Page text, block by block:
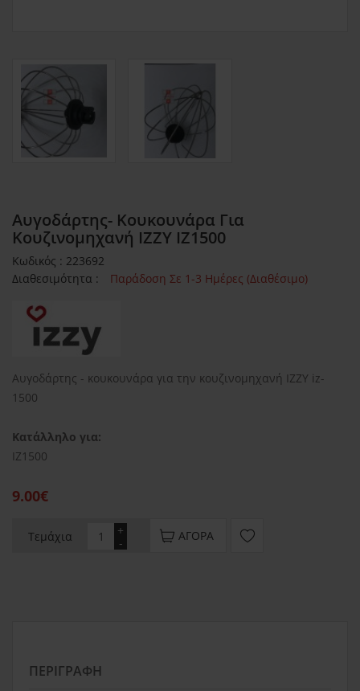
Αυγοδάρτης- Κουκουνάρα Για
Κουζινομηχανή IZZY IZ1500
Κωδικός : 223692
Διαθεσιμότητα :
Παράδοση Σε 1-3 Ημέρες (Διαθέσιμο)
Αυγοδάρτης - κουκουνάρα για την κουζινομηχανή IZZY iz-
1500
Κατάλληλο για:
IZ1500
9.00€
Τεμάχια -
+ ΑΓΟΡΆ
ΠΕΡΙΓΡΑΦΉ